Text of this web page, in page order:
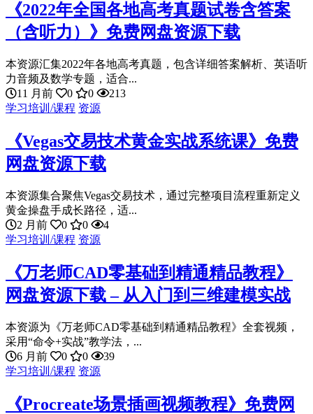
《2022年全国各地高考真题试卷含答案
（含听力）》免费网盘资源下载
本资源汇集2022年各地高考真题，包含详细答案解析、英语听
力音频及数学专题，适合...
11 月前
0 0
213
学习培训/课程 资源
《Vegas交易技术黄金实战系统课》免费
网盘资源下载
本资源集合聚焦Vegas交易技术，通过完整项目流程重新定义
黄金操盘手成长路径，适...
2 月前
0 0
4
学习培训/课程 资源
《万老师CAD零基础到精通精品教程》
网盘资源下载 – 从入门到三维建模实战
本资源为《万老师CAD零基础到精通精品教程》全套视频，
采用“命令+实战”教学法，...
6 月前
0 0
39
学习培训/课程 资源
《Procreate场景插画视频教程》免费网